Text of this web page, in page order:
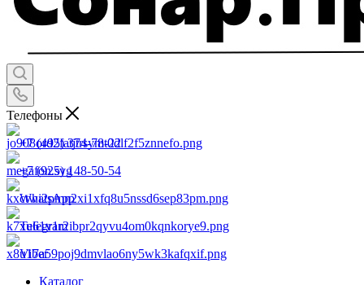
Телефоны
+7 (495) 374-78-22
+7 (925) 148-50-54
WhatsApp
Telegram
Viber
Каталог